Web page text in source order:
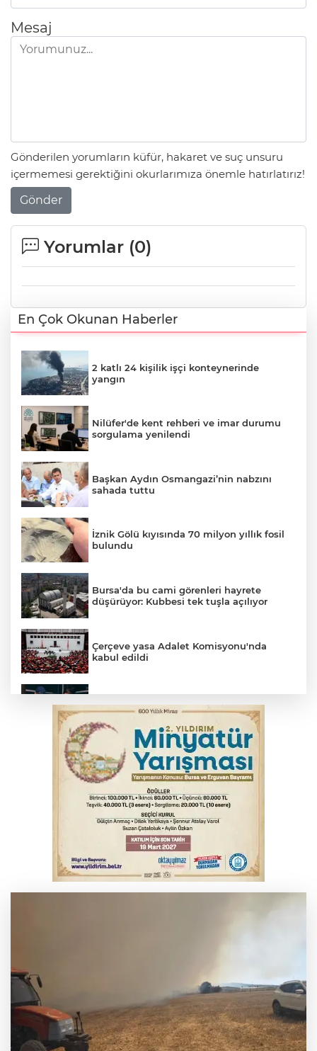
Mesaj
Gönderilen yorumların küfür, hakaret ve suç unsuru
içermemesi gerektiğini okurlarımıza önemle hatırlatırız!
Gönder
Yorumlar (0)
En Çok Okunan Haberler
2 katlı 24 kişilik işçi konteynerinde
yangın
Nilüfer'de kent rehberi ve imar durumu
sorgulama yenilendi
Başkan Aydın Osmangazi’nin nabzını
sahada tuttu
İznik Gölü kıyısında 70 milyon yıllık fosil
bulundu
Bursa'da bu cami görenleri hayrete
düşürüyor: Kubbesi tek tuşla açılıyor
Çerçeve yasa Adalet Komisyonu'nda
kabul edildi
kişi tutuklandı
İnegöl’de yangın paniği! Apartmana
sıçrayan alevler söndürüldü
Büyükşehir Harmancık'ta da yolları
yeniliyor
Serbest piyasada döviz fiyatları